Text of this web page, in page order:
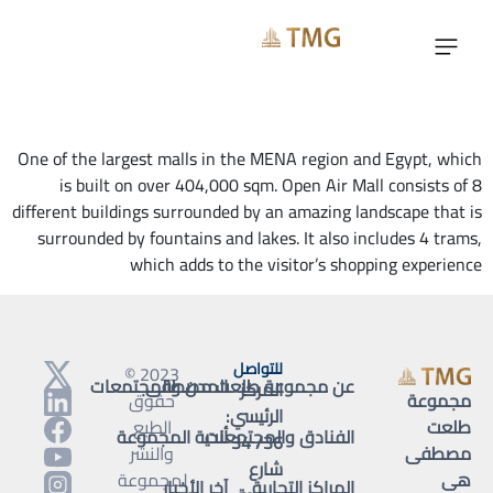
One of the largest malls in the MENA region and Egypt, which
is built on over 404,000 sqm. Open Air Mall consists of 8
different buildings surrounded by an amazing landscape that is
surrounded by fountains and lakes. It also includes 4 trams,
which adds to the visitor’s shopping experience
مجموعة
طلعت
مصطفى
هى
عن مجموعة طلعت مصطفى
المدن والمجتمعات
الفنادق والمجتمعاتأندية المجموعة
للتواصل
المركز
الرئيسي:
36/ 34
شارع
2023 ©
حقوق
الطبع
والنشر
لمجموعة